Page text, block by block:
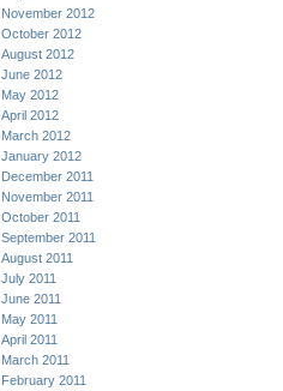
November 2012
October 2012
August 2012
June 2012
May 2012
April 2012
March 2012
January 2012
December 2011
November 2011
October 2011
September 2011
August 2011
July 2011
June 2011
May 2011
April 2011
March 2011
February 2011